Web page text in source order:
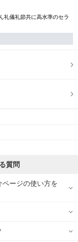
礼儀礼節共に高水準のセラ
質問
ージの使い方を